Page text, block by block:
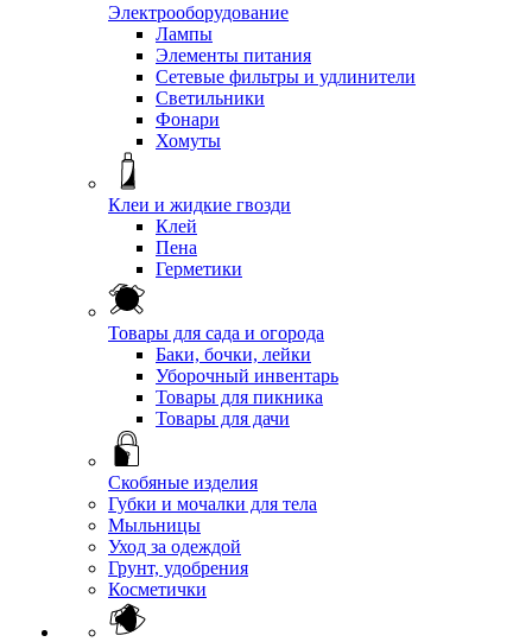
Электрооборудование
Лампы
Элементы питания
Сетевые фильтры и удлинители
Светильники
Фонари
Хомуты
Клеи и жидкие гвозди
Клей
Пена
Герметики
Товары для сада и огорода
Баки, бочки, лейки
Уборочный инвентарь
Товары для пикника
Товары для дачи
Скобяные изделия
Губки и мочалки для тела
Мыльницы
Уход за одеждой
Грунт, удобрения
Косметички